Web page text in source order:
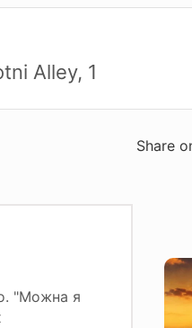
Alley, 1
Share
"Можна я